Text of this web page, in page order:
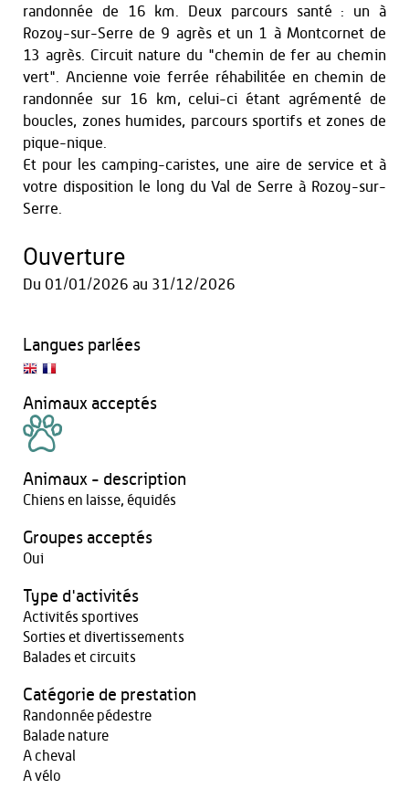
randonnée de 16 km. Deux parcours santé : un à
Rozoy-sur-Serre de 9 agrès et un 1 à Montcornet de
13 agrès. Circuit nature du "chemin de fer au chemin
vert". Ancienne voie ferrée réhabilitée en chemin de
randonnée sur 16 km, celui-ci étant agrémenté de
boucles, zones humides, parcours sportifs et zones de
pique-nique.
Et pour les camping-caristes, une aire de service et à
votre disposition le long du Val de Serre à Rozoy-sur-
Serre.
Ouverture
Du 01/01/2026 au 31/12/2026
Langues parlées
Animaux acceptés
Animaux - description
Chiens en laisse, équidés
Groupes acceptés
Oui
Type d'activités
Activités sportives
Sorties et divertissements
Balades et circuits
Catégorie de prestation
Randonnée pédestre
Balade nature
A cheval
A vélo